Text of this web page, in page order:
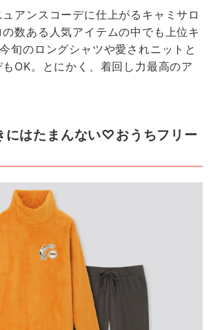
アンスコーデに仕上がるキャミサロ
数ある人気アイテムの中でも上位キ
旬のロングシャツや愛されニットと
OK。とにかく、着回し力最高のア
にはたまんない♡おうちフリー